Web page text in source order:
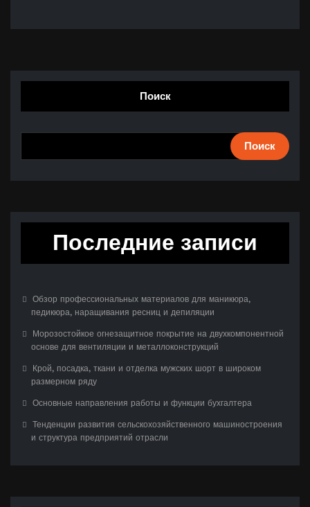
Поиск
Поиск
Последние записи
Обзор профессиональных материалов для маникюра,
педикюра, наращивания ресниц и депиляции
Морозостойкое огнезащитное покрытие на двухкомпонентной
основе для вентиляции и металлоконструкций
Крой, посадка, ткани и отделка мужских шорт в широком
размерном ряду
Основные направления работы и функции бухгалтера
Тенденции развития сельскохозяйственного машиностроения
и структура предприятий отрасли